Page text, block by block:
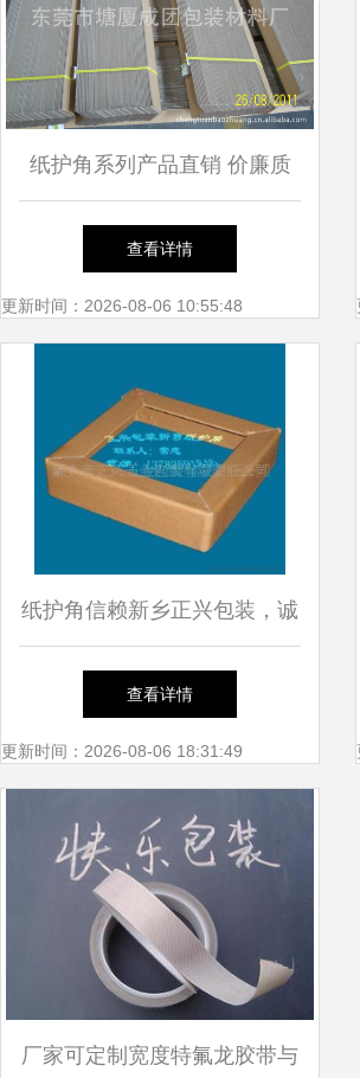
纸护角系列产品直销 价廉质
优，L形护角与角纸图片全览
查看详情
更新时间：2026-08-06 10:55:48
纸护角信赖新乡正兴包装，诚
招各地代理商
查看详情
更新时间：2026-08-06 18:31:49
厂家可定制宽度特氟龙胶带与